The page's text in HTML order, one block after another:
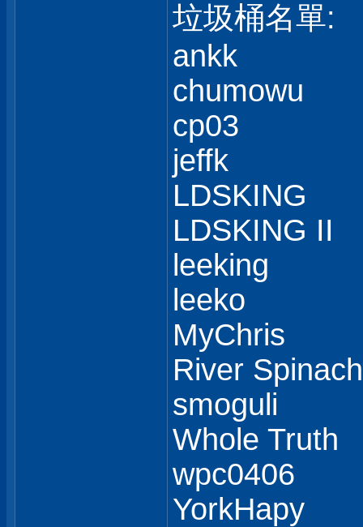
垃圾桶名單:
ankk
chumowu
cp03
jeffk
LDSKING
LDSKING II
leeking
leeko
MyChris
River Spinach
smoguli
Whole Truth
wpc0406
YorkHapy